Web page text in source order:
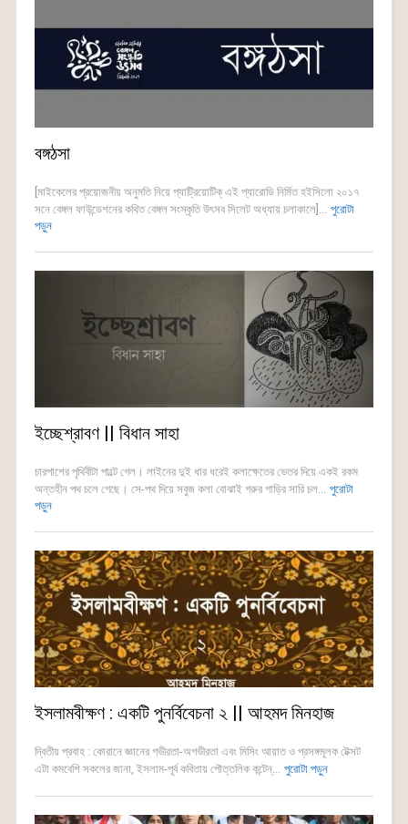
বঙ্গঠসা
[মাইকেলের প্রয়োজনীয় অনুমতি নিয়ে প্যাট্রিয়োটিক্ এই প্যারোডি নির্মিত হইসিলো ২০১৭
সনে বেঙ্গল ফাউন্ডেশনের কথিত বেঙ্গল সংস্কৃতি উৎসব সিলেট অধ্যায় চলাকালে]... পুরোটা
পড়ুন
ইচ্ছেশ্রাবণ || বিধান সাহা
চারপাশের পৃথিবীটা পাল্টে গেল। লাইনের দুই ধার ধরেই কলাক্ষেতের ভেতর দিয়ে একই রকম
অন্তহীন পথ চলে গেছে। সে-পথ দিয়ে সবুজ কলা বোঝাই গরুর গাড়ির সারি চল... পুরোটা
পড়ুন
ইসলামবীক্ষণ : একটি পুনর্বিবেচনা ২ || আহমদ মিনহাজ
দ্বিতীয় প্রবাহ : কোরানে জ্ঞানের গভীরতা-অগভীরতা এবং মিসিং আয়াত ও প্রসঙ্গমূলক টেক্সট
এটা কমবেশি সকলের জানা, ইসলাম-পূর্ব কবিতায় পৌত্তলিক কন্টেন্... পুরোটা পড়ুন